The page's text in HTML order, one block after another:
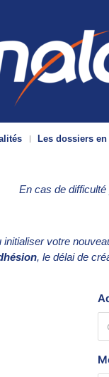
Les dossiers
En cas de
votre
, le délai de